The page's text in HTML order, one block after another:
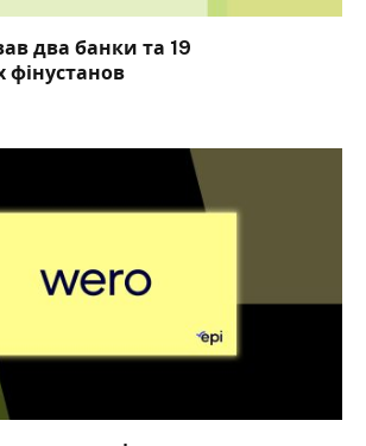
два банки та 19
фінустанов